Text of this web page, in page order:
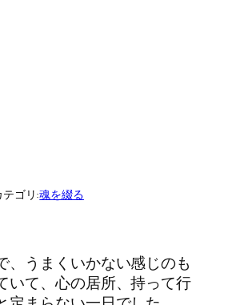
テゴリ:魂を綴る
、うまくいかない感じのも
いて、心の居所、持って行